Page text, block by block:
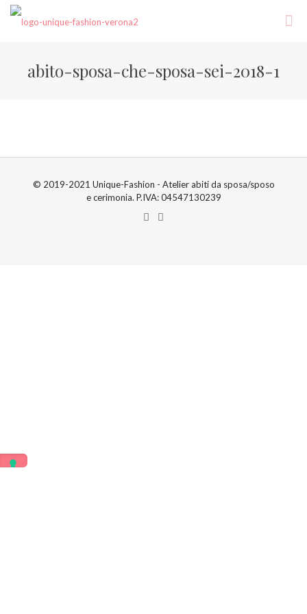
abito-sposa-che-sposa-sei-2018-1
© 2019-2021 Unique-Fashion - Atelier abiti da sposa/sposo
e cerimonia. P.IVA: 04547130239